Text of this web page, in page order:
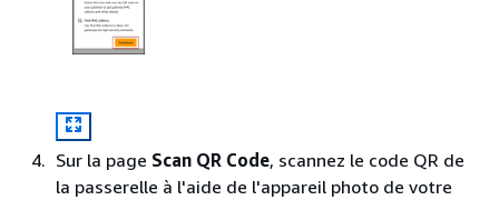
Sur la page Scan QR Code, scannez le code QR de
la passerelle à l'aide de l'appareil photo de votre